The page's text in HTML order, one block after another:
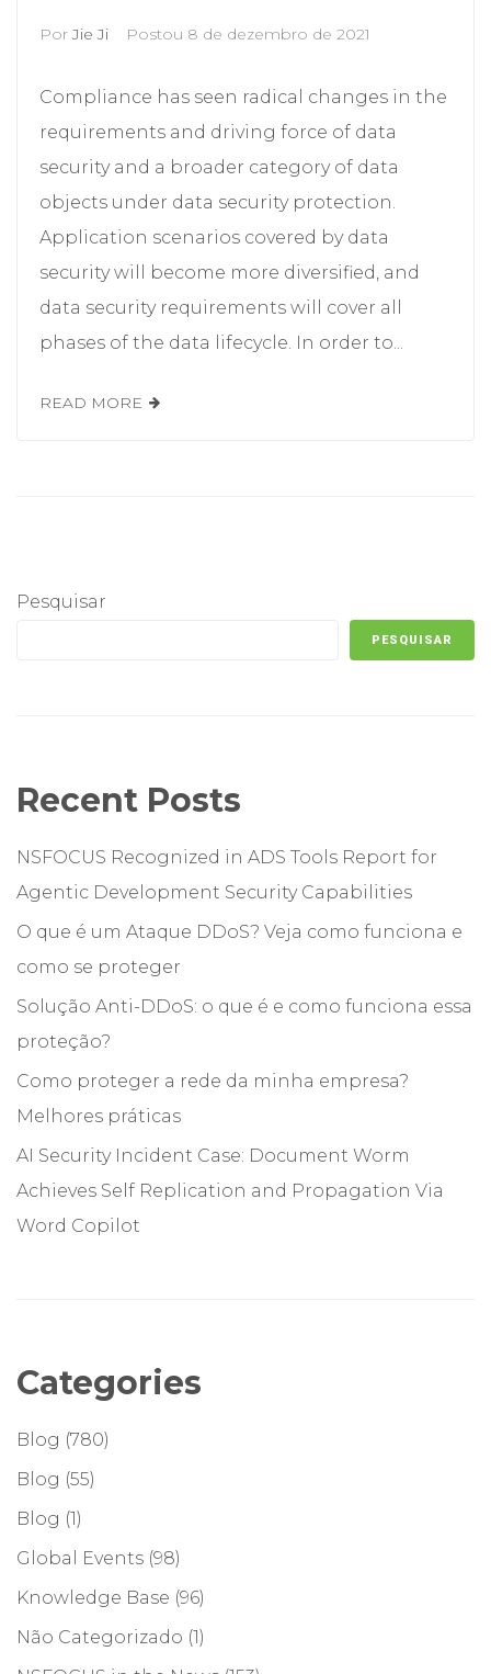
PorJie Ji Postou 8 de dezembro de 2021
Compliance has seen radical changes in the
requirements and driving force of data
security and a broader category of data
objects under data security protection.
Application scenarios covered by data
security will become more diversified, and
data security requirements will cover all
phases of the data lifecycle. In order to...
READ MORE
Pesquisar
PESQUISAR
Recent Posts
NSFOCUS Recognized in ADS Tools Report for
Agentic Development Security Capabilities
O que é um Ataque DDoS? Veja como funciona e
como se proteger
Solução Anti-DDoS: o que é e como funciona essa
proteção?
Como proteger a rede da minha empresa?
Melhores práticas
AI Security Incident Case: Document Worm
Achieves Self Replication and Propagation Via
Word Copilot
Categories
Blog (780)
Blog (55)
Blog (1)
Global Events (98)
Knowledge Base (96)
Não Categorizado (1)